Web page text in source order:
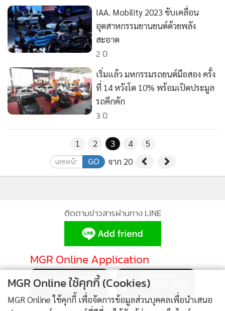
• News1
• Gotomanager
IAA. Mobility 2023 ขับเคลื่อน
อุตสาหกรรมยานยนต์ด้วยพลัง
สะอาด
2 ปี
เริ่มแล้ว มหกรรมรถยนต์มือสอง ครั้ง
ที่ 14 หวังโต 10% พร้อมเปิดประมูล
รถคึกคัก
3 ปี
1 2 3 4 5
GO จาก 20
ติดตามข่าวสารผ่านทาง LINE
MGR Online Application
MGR Online ใช้คุกกี้ (Cookies)
MGR Online ใช้คุกกี้ เพื่อจัดการข้อมูลส่วนบุคคลเพื่อนำเสนอ